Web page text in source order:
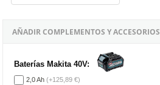
AÑADIR COMPLEMENTOS Y
Baterías Makita 40V:
2,0 Ah (+125,89 €)